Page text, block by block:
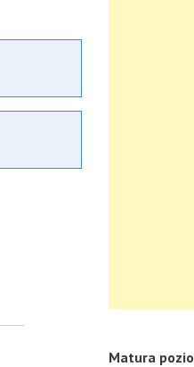
Matura